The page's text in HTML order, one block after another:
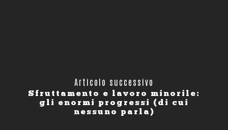
Articolo successivo
Sfruttamento e lavoro minorile:
gli enormi progressi (di cui
nessuno parla)